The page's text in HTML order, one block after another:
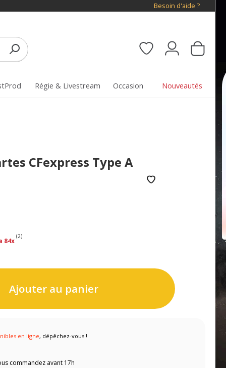
Besoin d'aide ?
Régie & Livestream Occasion Nouveautés
CFexpress Type A
84x
(2)
Ajouter au panier
en ligne, dépêchez-vous !
commandez avant 17h